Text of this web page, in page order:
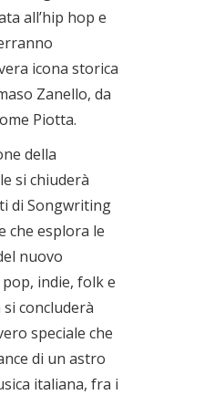
all’hip hop e
icona storica
Zanello, da
Piotta.
della
si chiuderà
di Songwriting
che esplora le
nuovo
indie, folk e
concluderà
speciale che
di un astro
italiana, fra i